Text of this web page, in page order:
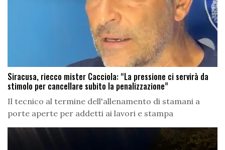
Siracusa, riecco mister Cacciola: “La pressione ci servirà da
stimolo per cancellare subito la penalizzazione”
Il tecnico al termine dell'allenamento di stamani a
porte aperte per addetti ai lavori e stampa